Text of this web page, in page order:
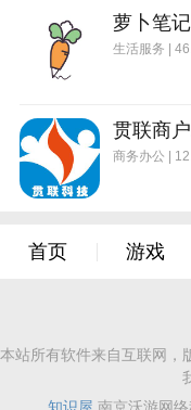
生活服务 |
商务办公 |
首页 游戏
本站所有软件来自互联网，